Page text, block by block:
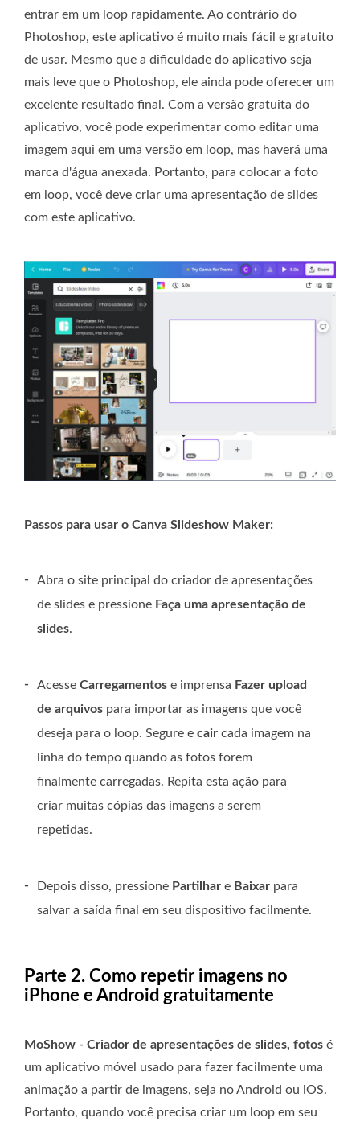
entrar em um loop rapidamente. Ao contrário do
Photoshop, este aplicativo é muito mais fácil e gratuito
de usar. Mesmo que a dificuldade do aplicativo seja
mais leve que o Photoshop, ele ainda pode oferecer um
excelente resultado final. Com a versão gratuita do
aplicativo, você pode experimentar como editar uma
imagem aqui em uma versão em loop, mas haverá uma
marca d'água anexada. Portanto, para colocar a foto
em loop, você deve criar uma apresentação de slides
com este aplicativo.
Passos para usar o Canva Slideshow Maker:
-
Abra o site principal do criador de apresentações
de slides e pressione Faça uma apresentação de
slides.
- Acesse Carregamentos e imprensa Fazer upload
de arquivos para importar as imagens que você
deseja para o loop. Segure e cair cada imagem na
linha do tempo quando as fotos forem
finalmente carregadas. Repita esta ação para
criar muitas cópias das imagens a serem
repetidas.
- Depois disso, pressione Partilhar e Baixar para
salvar a saída final em seu dispositivo facilmente.
Parte 2. Como repetir imagens no
iPhone e Android gratuitamente
MoShow - Criador de apresentações de slides, fotos é
um aplicativo móvel usado para fazer facilmente uma
animação a partir de imagens, seja no Android ou iOS.
Portanto, quando você precisa criar um loop em seu